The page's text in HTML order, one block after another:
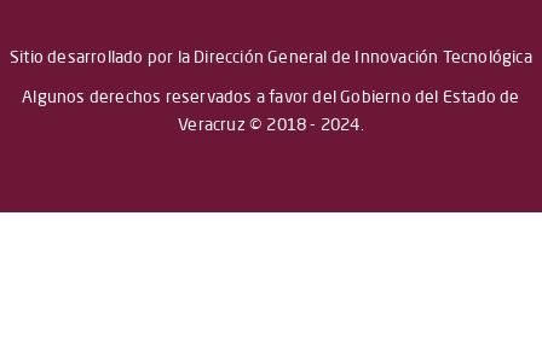
Sitio desarrollado por la Dirección General de Innovación Tecnológica
Algunos derechos reservados a favor del Gobierno del Estado de
Veracruz © 2018 - 2024.